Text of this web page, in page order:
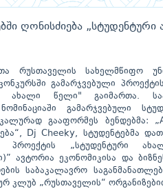
ღონისძიება
რუსთაველის სახელმწიფო
გამარჯვებული
ახალი წელი" გაიმართა.
გამარჯვებული
გააფორმეს ბენდებმა:
Dj Cheeky, სტუდენტებმა
პროექტის „სტუდენტური
ავტორია ეკონომიკისა და
საბაკალავრო
კლუბ „რუსთაველის“